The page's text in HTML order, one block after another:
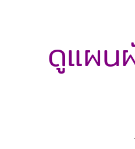
ดูแผน